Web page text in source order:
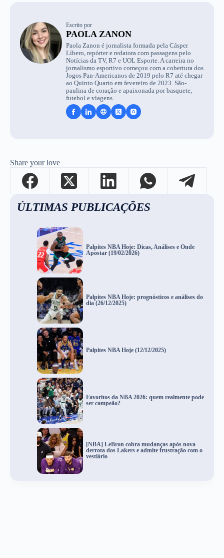
Escrito por
PAOLA ZANON
Paola Zanon é jornalista formada pela Cásper
Líbero, repórter e redatora com passagens pelo
Notícias da TV, R7 e UOL Esporte. A carreira no
jornalismo esportivo começou com a cobertura dos
Jogos Pan-Americanos de 2019 pelo R7 até chegar
ao Quinto Quarto em fevereiro de 2023. São-
paulina de coração e apaixonada por basquete,
futebol e viagens.
Share your love
ÚLTIMAS PUBLICAÇÕES
Palpites NBA Hoje: Dicas, Análises e Onde
Apostar (19/02/2026)
Palpites NBA Hoje: prognósticos e análises do
dia (26/12/2025)
Palpites NBA Hoje (12/12/2025)
Favoritos da NBA 2026: quem realmente pode
ser campeão?
[NBA] LeBron cobra mudanças após nova
derrota dos Lakers e admite frustração com o
vestiário